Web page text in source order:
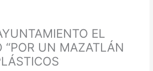
EL
“POR UN MAZATLÁN